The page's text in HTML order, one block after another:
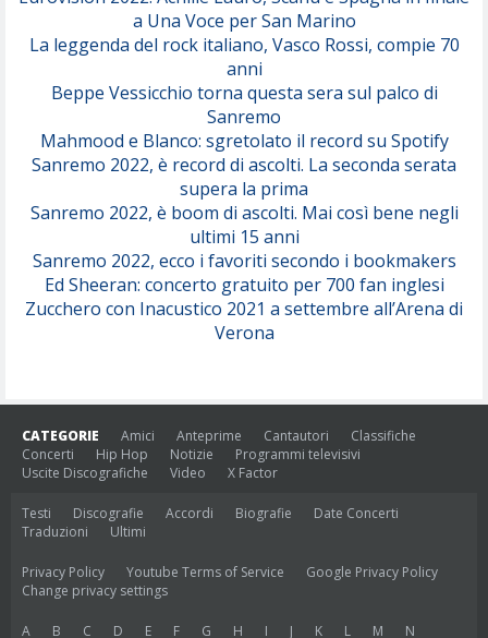
Serenamente
a Una Voce per San Marino
La leggenda del rock italiano, Vasco Rossi, compie 70
anni
Beppe Vessicchio torna questa sera sul palco di
Sanremo
Mahmood e Blanco: sgretolato il record su Spotify
Sanremo 2022, è record di ascolti. La seconda serata
supera la prima
Sanremo 2022, è boom di ascolti. Mai così bene negli
ultimi 15 anni
Sanremo 2022, ecco i favoriti secondo i bookmakers
Ed Sheeran: concerto gratuito per 700 fan inglesi
Zucchero con Inacustico 2021 a settembre all’Arena di
Verona
CATEGORIE Amici Anteprime Cantautori
Classifiche
Concerti
Hip Hop Notizie
Programmi televisivi
Uscite Discografiche
Video X Factor
Testi Discografie Accordi Biografie
Date Concerti
Traduzioni
Ultimi
Privacy Policy Youtube Terms of Service
Google Privacy Policy
Change privacy settings
A B C D E F G H I J K L M N